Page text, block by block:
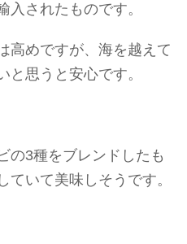
入されたものです。
高めですが、海を越えて
と思うと安心です。
の3種をブレンドしたも
いて美味しそうです。